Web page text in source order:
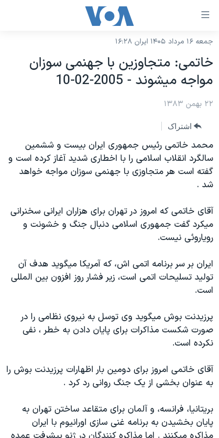
لینکهای
دسترسی
جهش
محتوای
اصلی
جهش
اصلی
جهش
جستجو
نسخه سبک وب‌سایت
موضوع ها
ایران
آمریکا
ورزشی
گزیده‌ها
ویدیوها
فرهنگ و زندگی
اقتصادی
علم و فناوری
گالری عکس
آرشیو پخش زنده
برنامه های تلویزیونی
جدول برنامه ها
صفحه‌های ویژه
جام جهانی ۲۰۲۶
عملیات خشم حماسی
بایگانی برنامه‌های تلویزیونی
مستندها
حمله جمهوری اسلامی به اسرائیل
رمز مهسا
اعتراضات زن، زندگی، آزادی
مجموعه مستندهای دادخواهی
دادگاه حمید نوری
چهل سال گروگان‌گیری
قانون شفافیت دارائی کادر رهبری ایران
اعتراضات مردمی آبان ۹۸
فرکانس‌های صدای آمریکا
پخش رادیویی
دنبال کنید
زبانهای مختلف
جمعه ۱۶ مرداد ۱۴۰۵ ایران ۱۶:۲۸
خاتمی: متجاوزين با جهنمی سوزان
مواجه ميشوند - 2005-02-10
۲۲ بهمن ۱۳۸۳
اشتراک
محمد خاتمی رئيس جمهوری ايران بيست و ششمين
سالگرد انقلاب اسلامی را با اخطاری شديد آغاز کرده است و
گفته است هر متجاوزی با جهنمی سوزان مواجه خواهد
شد .
آقای خاتمی که امروز در تهران برای هزاران ايرانی سخنرانی
ميکرد گفت جمهوری اسلامی دنبال جنگ و خشونت و
روياروئی نيست.
ايران بر سر برنامه اتمی اش، که آمريکا ميگويد هدف آن
توليد تسليحات اتمی است، زير فشار روز افزون بين المللی
است.
پرزيدنت بوش ميگويد وی توسل به نيروی نظامی را در
صورت شکست مذاکرات برای پايان دادن به خطر ، نفی
نکرده است.
آقای خاتمی امروز برای دومين بار اظهارات پرزيدنت بوش را
به عنوان بخشی از يک جنگ روانی رد کرد .
بريتانيا، فرانسه، و آلمان برای متقاعد ساختن تهران به
پايان بخشيدن به برنامه غنی سازی اورانيوم با ايران